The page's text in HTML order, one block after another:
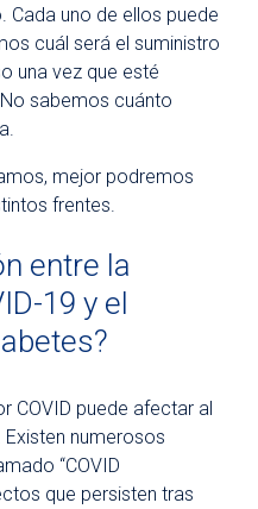
Cada uno de ellos puede
cuál será el suministro
una vez que esté
sabemos cuánto
mejor podremos
frentes.
entre la
19 y el
COVID puede afectar al
numerosos
“COVID
que persisten tras